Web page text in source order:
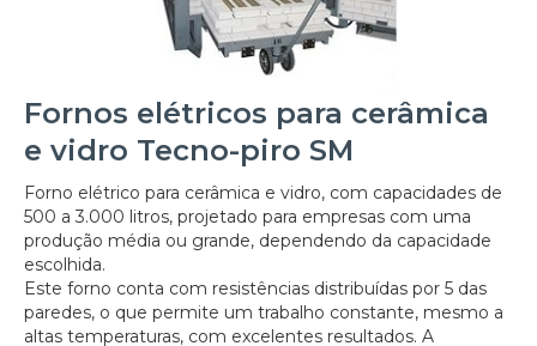
Fornos elétricos para cerâmica
e vidro Tecno-piro SM
Forno elétrico para cerâmica e vidro, com capacidades de
500 a 3.000 litros, projetado para empresas com uma
produção média ou grande, dependendo da capacidade
escolhida.
Este forno conta com resistências distribuídas por 5 das
paredes, o que permite um trabalho constante, mesmo a
altas temperaturas, com excelentes resultados. A